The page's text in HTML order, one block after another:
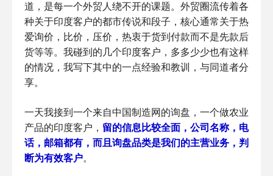
道，是每一个外贸人绕不开的课题。外贸圈流传着各
种关于印度客户的都市传说和段子，核心通常关于热
爱询价，比价，压价，热衷于货到付款而不是先款后
货等等。我碰到的几个印度客户，多多少少也有这样
的情况，我写下其中的一点经验和教训，与同道者分
享。
一天我接到一个来自中国制造网的询盘，一个做农业
产品的印度客户， 留的信息比较全面，公司名称，电
话，邮箱都有，而且询盘品类是我们的主营业务，判
断为有效客户。